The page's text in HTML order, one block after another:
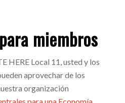
miembros
HERE Local 11, usted y los
aprovechar de los
organización